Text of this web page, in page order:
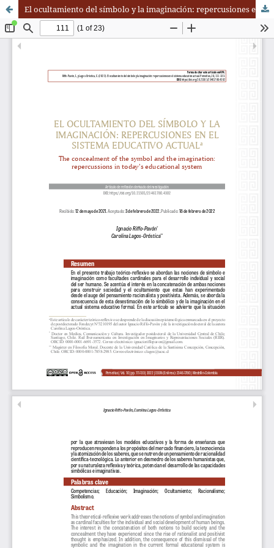
El ocultamiento del símbolo y la imaginación: repercusiones en el sistema educativo actual